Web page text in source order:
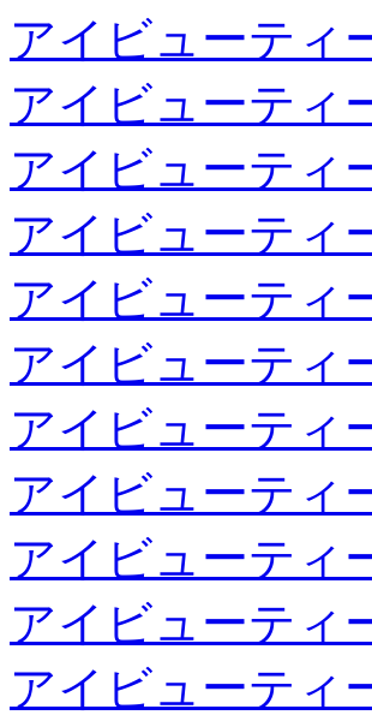
アイビューティ
アイビューティ
アイビューティ
アイビューティ
アイビューティ
アイビューティ
アイビューティ
アイビューティ
アイビューティ
アイビューティ
アイビューティ